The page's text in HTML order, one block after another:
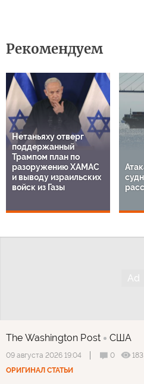
Рекомендуем
Нетаньяху отверг
поддержанный
Трампом план по
разоружению ХАМАС
и выводу израильских
войск из Газы
The Washington Post США
09 августа 2026 19:04 0
183
ОРИГИНАЛ СТАТЬИ